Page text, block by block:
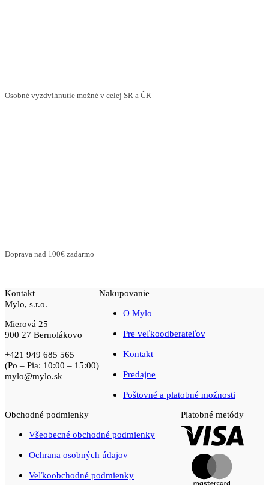
Osobné vyzdvihnutie možné v celej SR a ČR
Doprava nad 100€ zadarmo
Kontakt
Mylo, s.r.o.
Mierová 25
900 27 Bernolákovo
+421 949 685 565
(Po – Pia: 10:00 – 15:00)
mylo@mylo.sk
Nakupovanie
O Mylo
Pre veľkoodberateľov
Kontakt
Predajne
Poštovné a platobné možnosti
Obchodné podmienky
Všeobecné obchodné podmienky
Ochrana osobných údajov
Veľkoobchodné podmienky
Platobné metódy